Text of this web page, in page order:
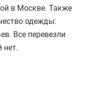
в Москве. Также
одежды:
Все перевезли
нет.